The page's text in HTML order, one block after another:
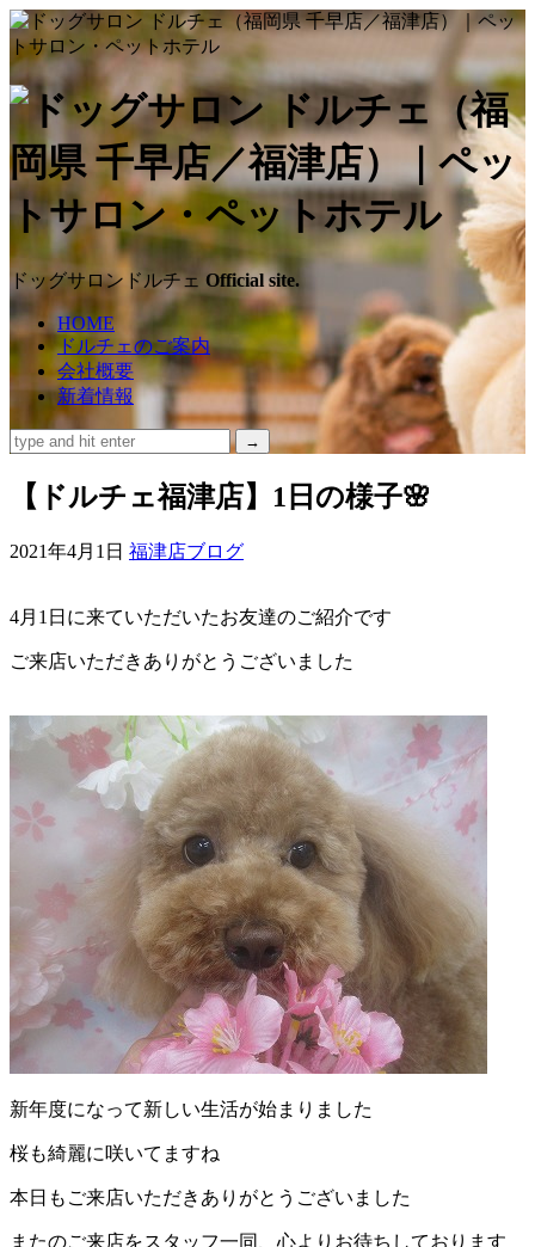
ド
ッ
グ
サ
ロ
ン
ド
ル
（福
県
千
早
店
／
福
津
店）
｜
ペ
ドッグサロンドルチェ Official site.
HOME
ドルチェのご案内
会社概要
新着情報
【ドルチェ福津店】1日の様子🌸
2021年4月1日 福津店ブログ
4月1日に来ていただいたお友達のご紹介です
ご来店いただきありがとうございました
新年度になって新しい生活が始まりました
桜も綺麗に咲いてますね
本日もご来店いただきありがとうございました
またのご来店をスタッフ一同、心よりお待ちしております